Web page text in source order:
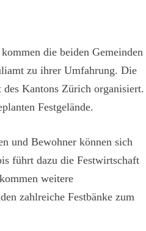
die beiden Gemeinden
zu ihrer Umfahrung. Die
Kantons Zürich organisiert.
Festgelände.
und Bewohner können sich
führt dazu die Festwirtschaft
weitere
zahlreiche Festbänke zum